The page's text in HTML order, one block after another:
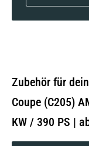
Zubehör für
Coupe (C205)
KW / 390 PS |